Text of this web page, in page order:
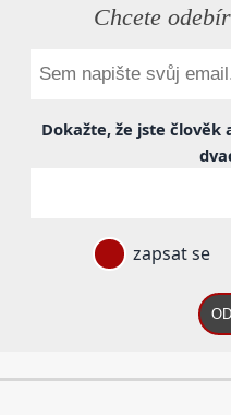
Chcete
Dokažte, že jste člověk
zapsat se